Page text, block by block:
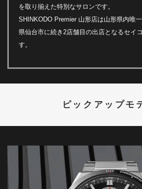
を取り揃えた特別なサロンです。
SHINKODO Premier 山形店は山形県内唯
県仙台市に続き2店舗目の出店となるセイ
す。
ピックアップモ